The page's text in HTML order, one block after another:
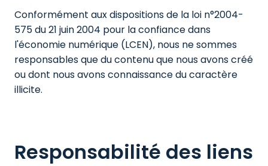
Conformément aux dispositions de la loi n°2004-
575 du 21 juin 2004 pour la confiance dans
l'économie numérique (LCEN), nous ne sommes
responsables que du contenu que nous avons créé
ou dont nous avons connaissance du caractère
illicite.
Responsabilité des liens